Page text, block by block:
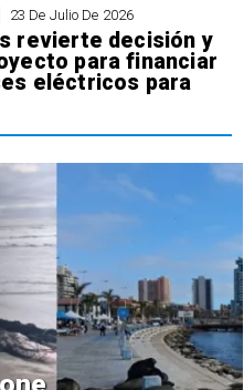
23 De Julio De 2026
revierte decisión y
para financiar
eléctricos para